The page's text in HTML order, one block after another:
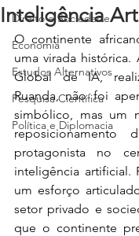
Direito e Sociedade
Economia
Estudos Alternativos
Pesquisa Científica
Política e Diplomacia
Inteligência
O continente
uma virada histórica.
Global de IA,
Ruanda, não foi
simbólico, mas um
reposicionamento
protagonista no
inteligência artificial.
um esforço
setor privado e
que o continente